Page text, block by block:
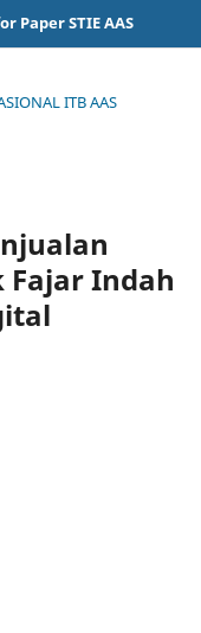
Paper STIE AAS
ITB AAS
Fajar Indah